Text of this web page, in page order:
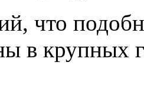
что
в крупных